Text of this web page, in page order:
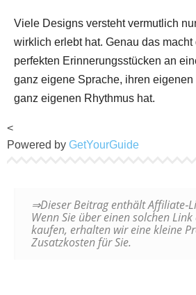
Viele Designs versteht vermutlich
wirklich erlebt hat. Genau das macht
perfekten Erinnerungsstücken an
ganz eigene Sprache, ihren
ganz eigenen Rhythmus hat.
<
Powered by GetYourGuide
⇒Dieser Beitrag enthält
Wenn Sie über einen solchen
kaufen, erhalten wir eine kleine
Zusatzkosten für Sie.